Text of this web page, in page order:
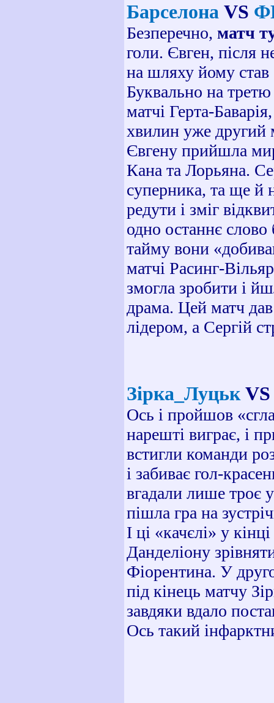
Барселона VS
Безперечно, матч
голи. Євген, після
на шляху йому став
Буквально на
матчі Герта-
хвилин уже другий
Євгену прийшла
Кана та Лорьяна.
суперника, та ще й
редути і зміг
одно останнє слово
тайму вони
матчі Расинг-
змогла зробити і
драма. Цей матч
лідером, а Сергій
Зірка_Луцьк VS
Ось і пройшов
нарешті виграє, і
встигли команди
і забиває гол-
вгадали лише троє
пішла гра на
І ці «качєлі» у
Данделіону
Фіорентина. У
під кінець матчу
завдяки вдало
Ось такий